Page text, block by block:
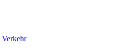
Verkehr